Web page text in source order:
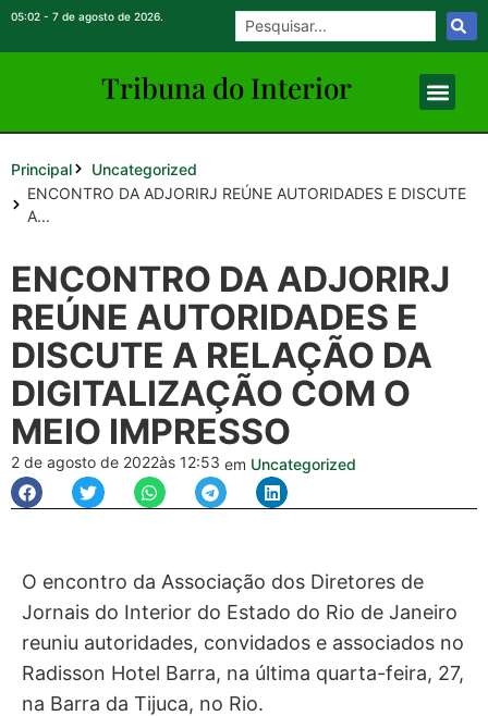
05:02 - 7 de agosto de 2026.
Tribuna do Interior
Principal
Uncategorized
ENCONTRO DA ADJORIRJ REÚNE AUTORIDADES E DISCUTE
A...
ENCONTRO DA ADJORIRJ
REÚNE AUTORIDADES E
DISCUTE A RELAÇÃO DA
DIGITALIZAÇÃO COM O
MEIO IMPRESSO
2 de agosto de 2022às 12:53 em Uncategorized
O encontro da Associação dos Diretores de
Jornais do Interior do Estado do Rio de Janeiro
reuniu autoridades, convidados e associados no
Radisson Hotel Barra, na última quarta-feira, 27,
na Barra da Tijuca, no Rio.